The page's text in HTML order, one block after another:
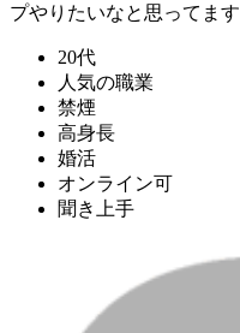
プやりたいなと思ってます
20代
人気の職業
禁煙
高身長
婚活
オンライン可
聞き上手